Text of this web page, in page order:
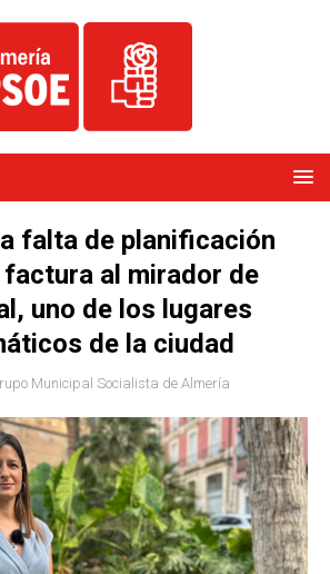
falta de planificación
factura al mirador de
uno de los lugares
de la ciudad
Municipal Socialista de Almería